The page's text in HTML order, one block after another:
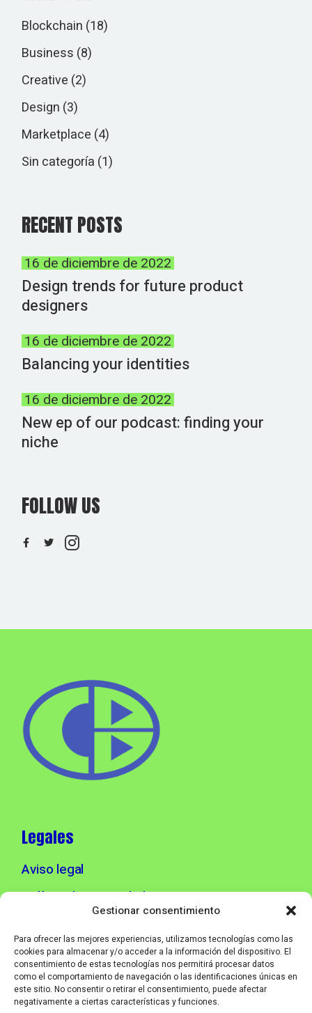
Gestionar consentimiento
Para ofrecer las mejores experiencias, utilizamos tecnologías como las
cookies para almacenar y/o acceder a la información del dispositivo. El
consentimiento de estas tecnologías nos permitirá procesar datos
como el comportamiento de navegación o las identificaciones únicas en
este sitio. No consentir o retirar el consentimiento, puede afectar
negativamente a ciertas características y funciones.
Blockchain (18)
Business (8)
Creative (2)
Design (3)
Marketplace (4)
Sin categoría (1)
RECENT POSTS
16 de diciembre de 2022
Design trends for future product
designers
16 de diciembre de 2022
Balancing your identities
16 de diciembre de 2022
New ep of our podcast: finding your
niche
FOLLOW US
Legales
Aviso legal
Política de privacidad
Info contacto
info@corebmusic.es